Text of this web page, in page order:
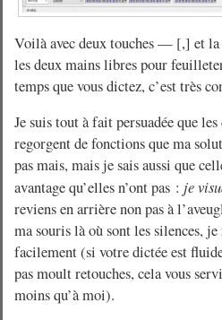
Voilà avec deux touches — [,] et
les deux mains libres pour
temps que vous dictez, c’est très
Je suis tout à fait persuadée que
regorgent de fonctions que ma
pas mais, mais je sais aussi que
avantage qu’elles n’ont pas : je
reviens en arrière non pas à
ma souris là où sont les silences,
facilement (si votre dictée est
pas moult retouches, cela vous
moins qu’à moi).